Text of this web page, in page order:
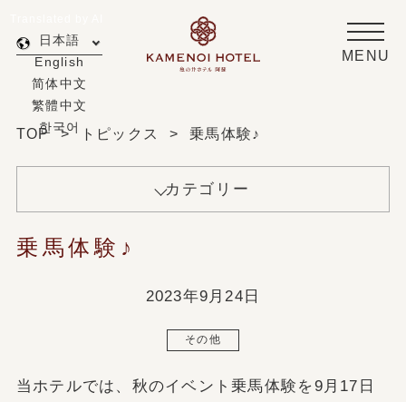
MENU
日本語
English
简体中文
繁體中文
한국어
TOP トピックス 乗馬体験♪
カテゴリー
乗馬体験♪
2023年9月24日
その他
当ホテルでは、秋のイベント乗馬体験を9月17日